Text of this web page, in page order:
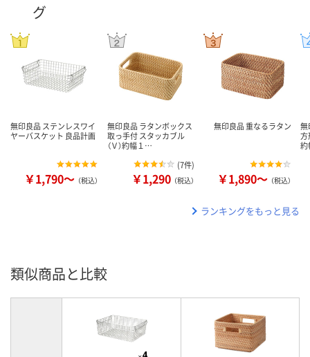
グ
無印良品 ステンレスワイ
ヤーバスケット 良品計画
￥1,790～ （税込）
無印良品 ラタンボックス
取っ手付 スタッカブル
（Ｖ）約幅１…
(7件)
￥1,290 （税込）
無印良品 重なるラタン
￥1,890～ （税込）
無
方
ランキングをもっと見る
類似商品と比較